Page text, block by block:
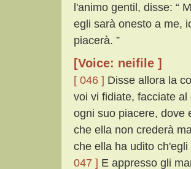
l'animo gentil, disse: “
egli sarà onesto a me,
piacerà. ”
[Voice: neifile ]
[ 046 ] Disse allora la
voi vi fidiate, facciate
ogni suo piacere, dove
che ella non crederà
che ella ha udito
047 ] E appresso gli